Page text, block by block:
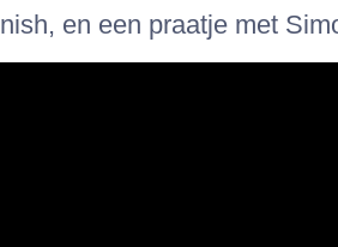
en een praatje met